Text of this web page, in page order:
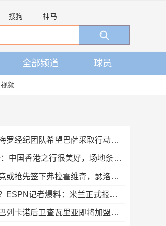
搜狗 神马
全部频道 球员
视频
记者：罗梅罗经纪团队希望巴萨采取行动，但后者首选引进罗德里
若纳坦·塔：中国香港之行很美好，场地条件一般 但我们踢得不错
每体：马竞或抢先签下弗拉霍维奇，瑟洛特去留成关键变量
能否上树？ESPN记者爆料：米兰正式报价博卡青年中场帕雷德斯
莫雷托：巴列卡诺后卫查瓦里亚即将加盟切尔西，很快就会官方宣布